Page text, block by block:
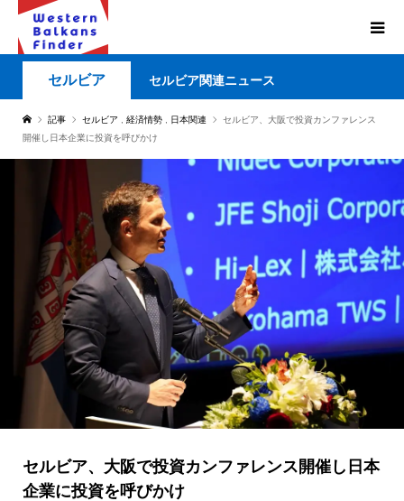
セルビア セルビア関連ニュース
記事 セルビア 経済情勢 日本関連
セルビア、大阪で投資カンファレンス
開催し日本企業に投資を呼びかけ
セルビア、大阪で投資カンファレンス開催し日本
企業に投資を呼びかけ